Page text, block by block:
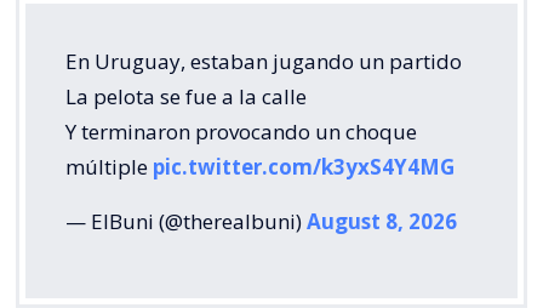
En Uruguay, estaban jugando un partido
La pelota se fue a la calle
Y terminaron provocando un choque
múltiple pic.twitter.com/k3yxS4Y4MG
— ElBuni (@therealbuni)August 8, 2026